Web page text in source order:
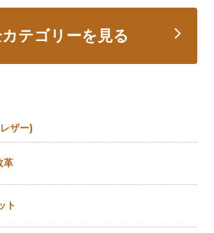
テゴリーを見る
ザー)
革
ト